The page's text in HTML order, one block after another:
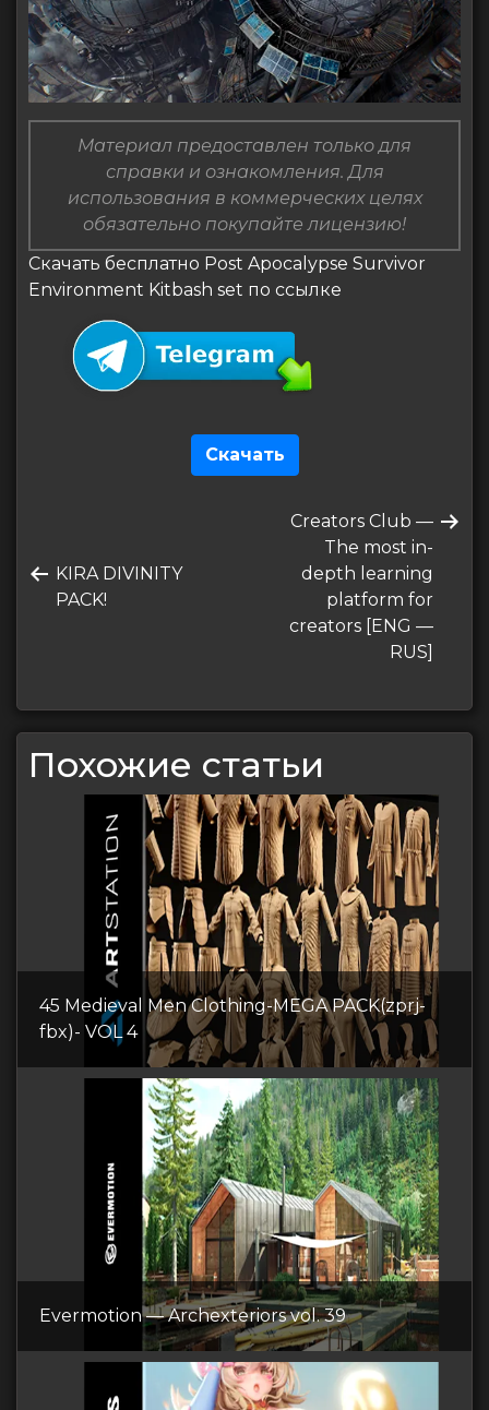
Материал предоставлен только для
справки и ознакомления. Для
использования в коммерческих целях
обязательно покупайте лицензию!
Скачать бесплатно Post Apocalypse Survivor
Environment Kitbash set по ссылке
Скачать
записям
Предыдущая
запись
KIRA DIVINITY
PACK!
Следующая
запись
Creators Club —
The most in-
depth learning
platform for
creators [ENG —
RUS]
Похожие статьи
45 Medieval Men Clothing-MEGA PACK(zprj-
fbx)- VOL 4
Evermotion — Archexteriors vol. 39